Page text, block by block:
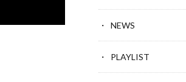
NEWS
PLAYLIST